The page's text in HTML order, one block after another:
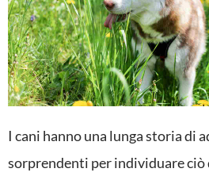
I cani hanno una lunga storia di
sorprendenti per individuare ciò